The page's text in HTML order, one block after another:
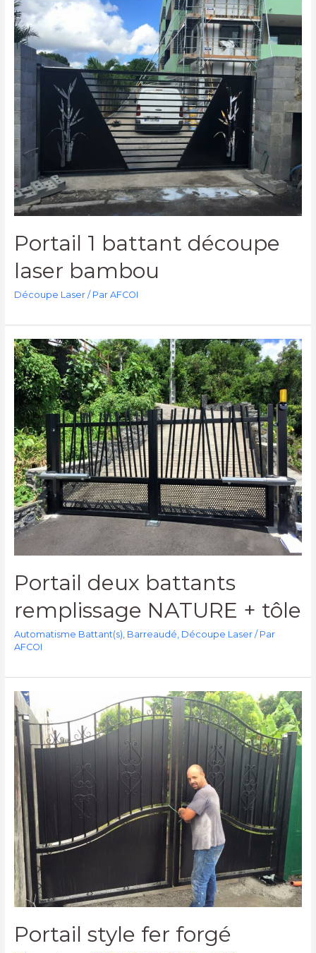
Portail 1 battant découpe
laser bambou
Découpe Laser/ Par AFCOI
Portail deux battants
remplissage NATURE + tôle
Automatisme Battant(s) Barreaudé Découpe Laser/ Par
AFCOI
Portail style fer forgé